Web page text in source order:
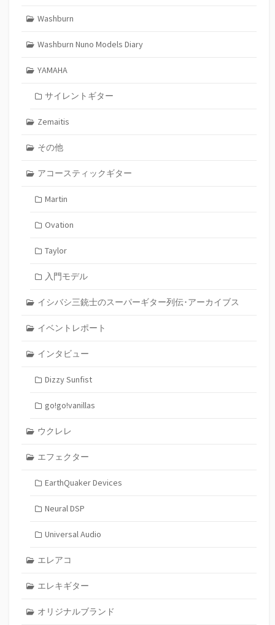
Washburn
Washburn Nuno Models Diary
YAMAHA
サイレントギター
Zemaitis
その他
アコースティックギター
Martin
Ovation
Taylor
入門モデル
イシバシ三銃士のスーパーギター列伝･アーカイブス
イベントレポート
インタビュー
Dizzy Sunfist
go!go!vanillas
ウクレレ
エフェクター
EarthQuaker Devices
Neural DSP
Universal Audio
エレアコ
エレキギター
オリジナルブランド